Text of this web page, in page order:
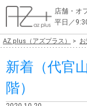
店舗・オ
平日／
物件総合検索
エリアで探す
AZ plus（アズプラス）
新着（代官
階）